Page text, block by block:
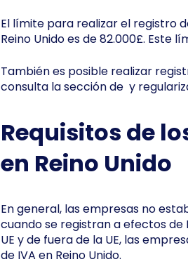
El límite para realizar el registro
Reino Unido es de 82.000£. Este
También es posible realizar
consulta la sección de y
Requisitos de
en Reino Unido
En general, las empresas no
cuando se registran a efectos de
UE y de fuera de la UE, las
de IVA en Reino Unido.